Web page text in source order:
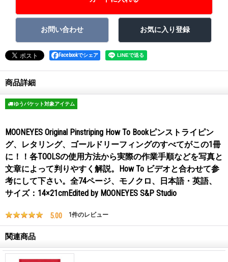
Facebookでシェア
商品詳細
ゆうパケット対象アイテム
MOONEYES Original Pinstriping How To Bookピンストライピン
グ、レタリング、ゴールドリーフィングのすべてがこの1冊
に！！各TOOLSの使用方法から実際の作業手順などを写真と
文章によって判りやすく解説。How To ビデオと合わせて参
考にして下さい。全74ページ、モノクロ、日本語・英語、
サイズ：14×21cmEdited by MOONEYES S&P Studio
5.00 1件のレビュー
関連商品